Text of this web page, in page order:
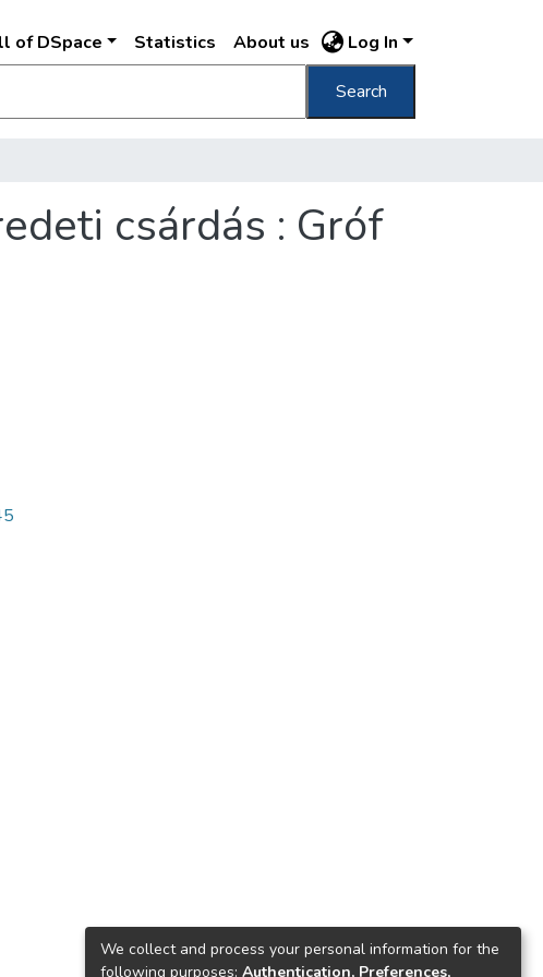
of DSpace Statistics About us Log In
Search
csárdás : Gróf
We collect and process your personal information for the
following purposes: Authentication, Preferences,